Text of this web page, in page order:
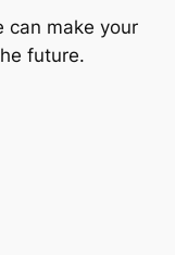
can make your
future.